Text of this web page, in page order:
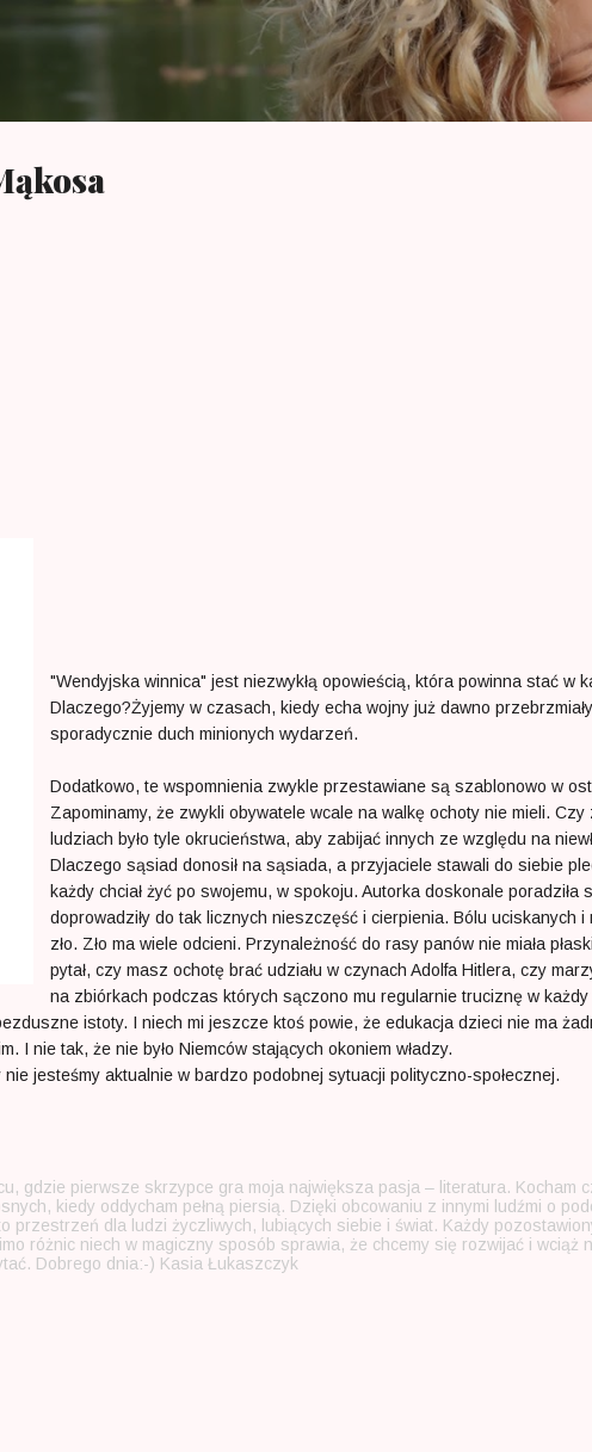
Przejdź do głównej zawartości
"Wendyjska winnica" jest niezwykłą opowieścią, która powinna stać w
Dlaczego?Żyjemy w czasach, kiedy echa wojny już dawno
sporadycznie duch minionych wydarzeń.
Dodatkowo, te wspomnienia zwykle przestawiane są szablonowo w
Zapominamy, że zwykli obywatele wcale na walkę ochoty nie mieli.
ludziach było tyle okrucieństwa, aby zabijać innych ze względu na
Dlaczego sąsiad donosił na sąsiada, a przyjaciele stawali do siebie
każdy chciał żyć po swojemu, w spokoju. Autorka doskonale
doprowadziły do tak licznych nieszczęść i cierpienia. Bólu uciskanych
zło. Zło ma wiele odcieni. Przynależność do rasy panów nie miała
pytał, czy masz ochotę brać udziału w czynach Adolfa Hitlera, czy
na zbiórkach podczas których sączono mu regularnie truciznę w każdy
istoty. I niech mi jeszcze ktoś powie, że edukacja dzieci nie ma
I nie tak, że nie było Niemców stających okoniem władzy.
jesteśmy aktualnie w bardzo podobnej sytuacji polityczno-społecznej.
gdzie pierwsze skrzypce gra moja największa pasja – literatura. Kocham
kiedy oddycham pełną piersią. Dzięki obcowaniu z innymi ludźmi o
to przestrzeń dla ludzi życzliwych, lubiących siebie i świat. Każdy
różnic niech w magiczny sposób sprawia, że chcemy się rozwijać i
Dobrego dnia:-) Kasia Łukaszczyk